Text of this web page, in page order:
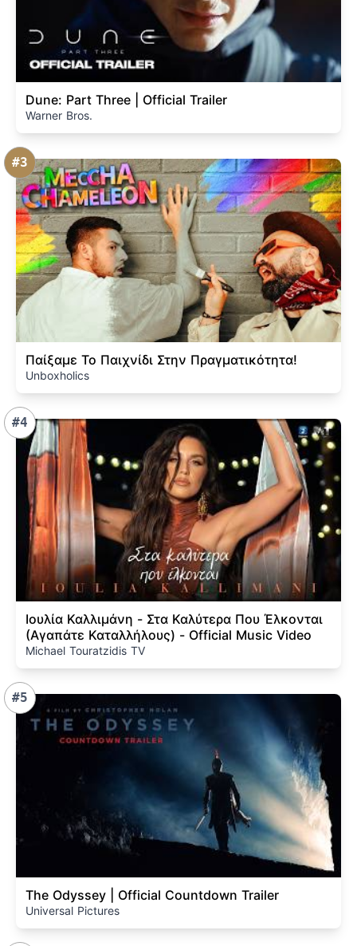
Dune: Part Three | Official Trailer
Warner Bros.
#3
Παίξαμε Το Παιχνίδι Στην Πραγματικότητα!
Unboxholics
#4
Ιουλία Καλλιμάνη - Στα Καλύτερα Που Έλκονται
(Αγαπάτε Καταλλήλους) - Official Music Video
Michael Touratzidis TV
#5
The Odyssey | Official Countdown Trailer
Universal Pictures